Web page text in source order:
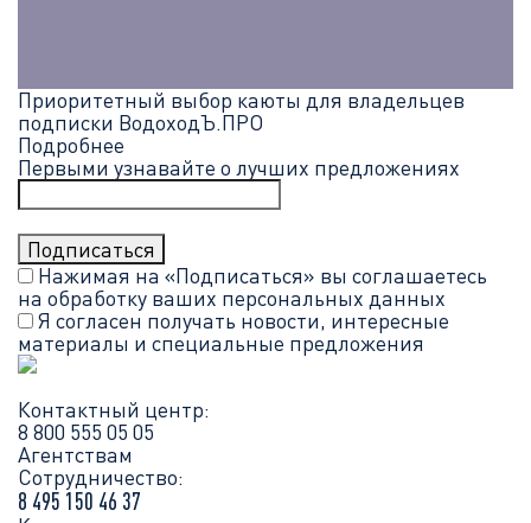
Приоритетный выбор каюты для владельцев
подписки ВодоходЪ.ПРО
Подробнее
Первыми узнавайте о лучших предложениях
Нажимая на «Подписаться» вы соглашаетесь
на обработку ваших персональных данных
Я согласен получать новости, интересные
материалы и специальные предложения
Контактный центр:
8 800 555 05 05
Агентствам
Сотрудничество:
8 495 150 46 37